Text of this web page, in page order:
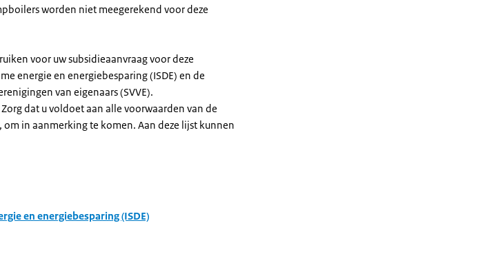
worden niet meegerekend voor deze
voor uw subsidieaanvraag voor deze
energie en energiebesparing (ISDE) en de
van eigenaars (SVVE).
dat u voldoet aan alle voorwaarden van de
in aanmerking te komen. Aan deze lijst kunnen
en energiebesparing (ISDE)